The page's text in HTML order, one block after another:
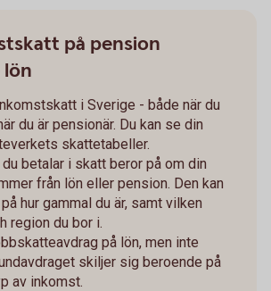
på pension
i Sverige - både när du
du är pensionär. Du kan se din
skattetabeller.
betalar i skatt beror på om din
från lön eller pension. Den kan
hur gammal du är, samt vilken
region du bor i.
på lön, men inte
skiljer sig beroende på
av inkomst.